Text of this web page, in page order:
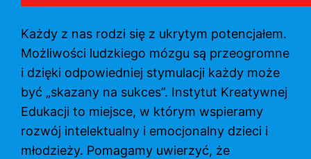
Każdy z nas rodzi się z ukrytym potencjałem.
Możliwości ludzkiego mózgu są przeogromne
i dzięki odpowiedniej stymulacji każdy może
być „skazany na sukces”. Instytut Kreatywnej
Edukacji to miejsce, w którym wspieramy
rozwój intelektualny i emocjonalny dzieci i
młodzieży. Pomagamy uwierzyć, że